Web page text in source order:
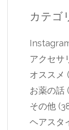
カテゴ
アクセサ
オススメ
お薬の話
その他
ヘアスタ